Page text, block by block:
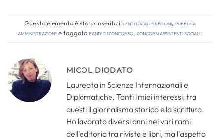
Questo elemento è stato inserito inEnti locali e regioni, Pubblica
amministrazionee taggatobandi di concorso, concorsi assistenti sociali.
MICOL DIODATO
Laureata in Scienze Internazionali e
Diplomatiche. Tanti i miei interessi, tra
questi il giornalismo storico e la scrittura.
Ho lavorato diversi anni nei vari rami
dell'editoria tra riviste e libri, ma l'aspetto